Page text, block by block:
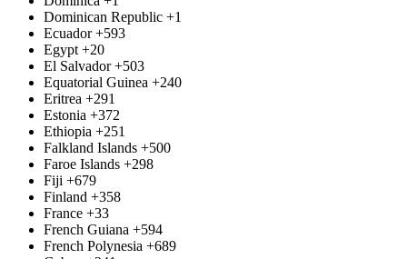
Dominican Republic +1
Ecuador +593
Egypt +20
El Salvador +503
Equatorial Guinea +240
Eritrea +291
Estonia +372
Ethiopia +251
Falkland Islands +500
Faroe Islands +298
Fiji +679
Finland +358
France +33
French Guiana +594
French Polynesia +689